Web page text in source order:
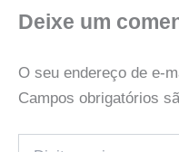
Deixe um
O seu endereço de e-
Campos obrigatórios